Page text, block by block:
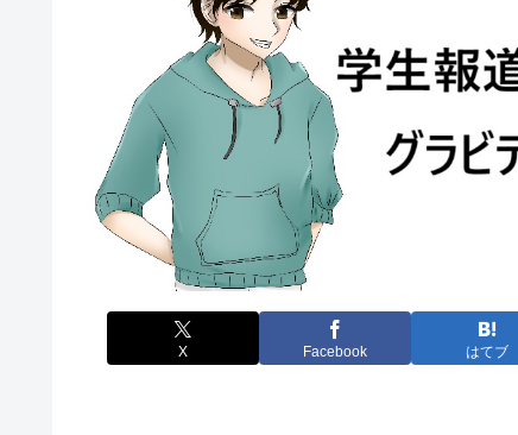
X Facebook はてブ